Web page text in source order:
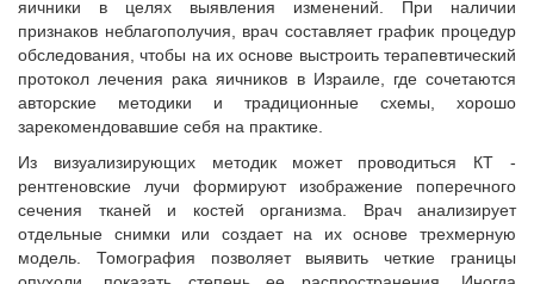
яичники в целях выявления изменений. При наличии
признаков неблагополучия, врач составляет график процедур
обследования, чтобы на их основе выстроить терапевтический
протокол лечения рака яичников в Израиле, где сочетаются
авторские методики и традиционные схемы, хорошо
зарекомендовавшие себя на практике.
Из визуализирующих методик может проводиться КТ -
рентгеновские лучи формируют изображение поперечного
сечения тканей и костей организма. Врач анализирует
отдельные снимки или создает на их основе трехмерную
модель. Томография позволяет выявить четкие границы